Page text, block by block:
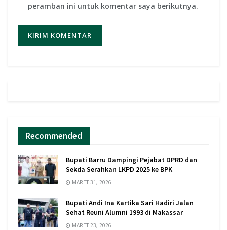
peramban ini untuk komentar saya berikutnya.
Recommended
Bupati Barru Dampingi Pejabat DPRD dan
Sekda Serahkan LKPD 2025 ke BPK
MARET 31, 2026
Bupati Andi Ina Kartika Sari Hadiri Jalan
Sehat Reuni Alumni 1993 di Makassar
MARET 23, 2026